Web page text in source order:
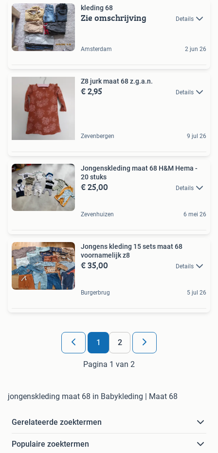
kleding 68
Zie omschrijving Details
Amsterdam 2 jun 26
Z8 jurk maat 68 z.g.a.n.
€ 2,95 Details
Zevenbergen 9 jul 26
Jongenskleding maat 68 H&M Hema -
20 stuks
€ 25,00 Details
Zevenhuizen 6 mei 26
Jongens kleding 15 sets maat 68
voornamelijk z8
€ 35,00 Details
Burgerbrug 5 jul 26
1 2
Pagina 1 van 2
jongenskleding maat 68 in Babykleding | Maat 68
Gerelateerde zoektermen
Populaire zoektermen